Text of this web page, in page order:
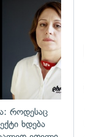
როდესაც
ხდება